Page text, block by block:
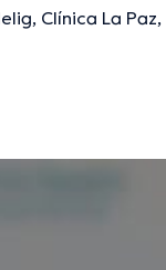
Clínica La Paz,